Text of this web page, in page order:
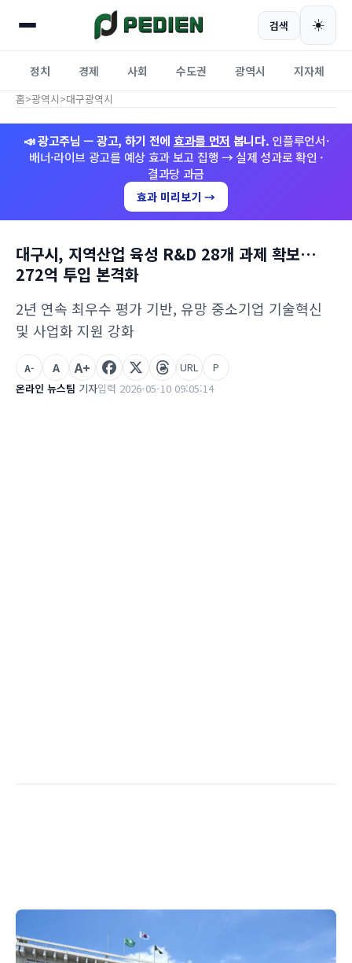
검색 ☀️
정치 경제 사회 수도권 광역시 지자체
홈>광역시>대구광역시
📣 광고주님 — 광고, 하기 전에 효과를 먼저 봅니다. 인플루언서·
배너·라이브 광고를 예상 효과 보고 집행 → 실제 성과로 확인 ·
결과당 과금
효과 미리보기 →
대구시, 지역산업 육성 R&D 28개 과제 확보…
272억 투입 본격화
2년 연속 최우수 평가 기반, 유망 중소기업 기술혁신
및 사업화 지원 강화
온라인 뉴스팀 기자입력 2026-05-10 09:05:14
A- A A+ URL P